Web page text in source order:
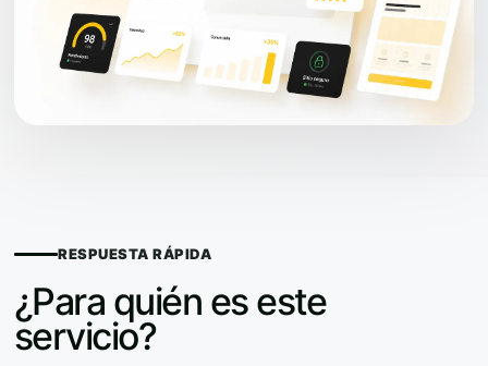
RESPUESTA RÁPIDA
¿Para quién es este
servicio?